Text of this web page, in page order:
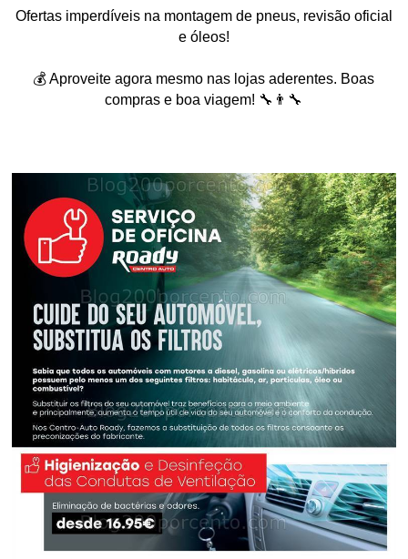
Ofertas imperdíveis na montagem de pneus, revisão oficial
e óleos!
💰 Aproveite agora mesmo nas lojas aderentes. Boas
compras e boa viagem! 🔧👨‍🔧